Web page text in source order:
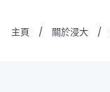
主頁 / 關於浸大 /